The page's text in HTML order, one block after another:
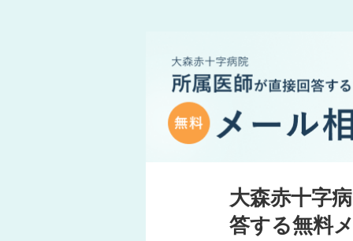
大森赤十字
答する無料